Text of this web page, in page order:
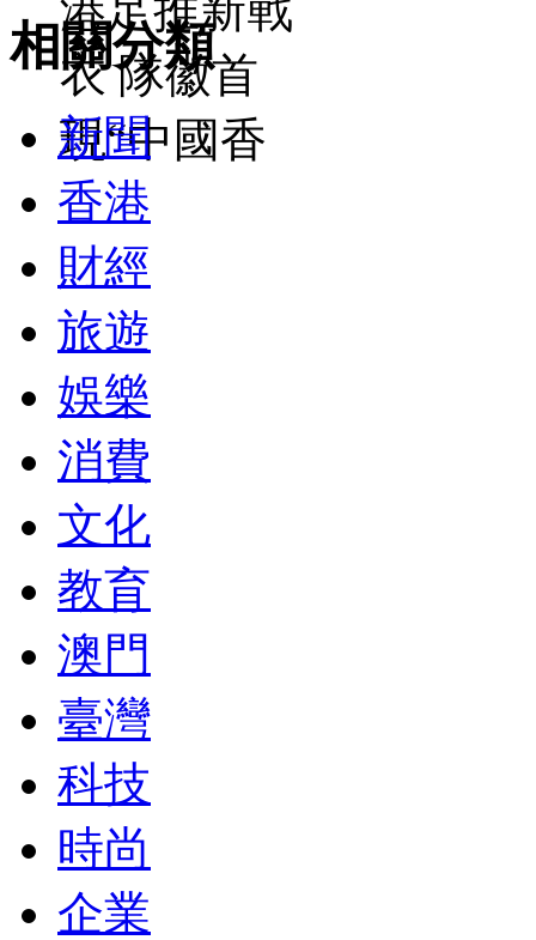
衣 隊徽首
現“中國香
相關分類
新聞
香港
財經
旅遊
娛樂
消費
文化
教育
澳門
臺灣
科技
時尚
企業